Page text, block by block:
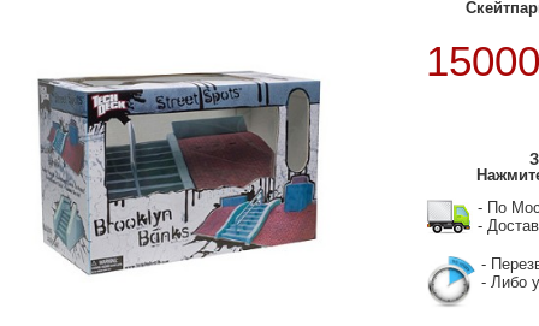
- По
-
-
- Либо